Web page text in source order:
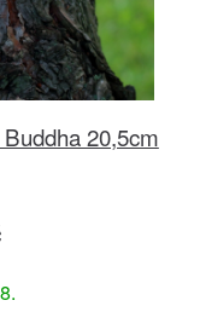
20,5cm